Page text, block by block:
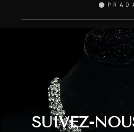
SUIVEZ-